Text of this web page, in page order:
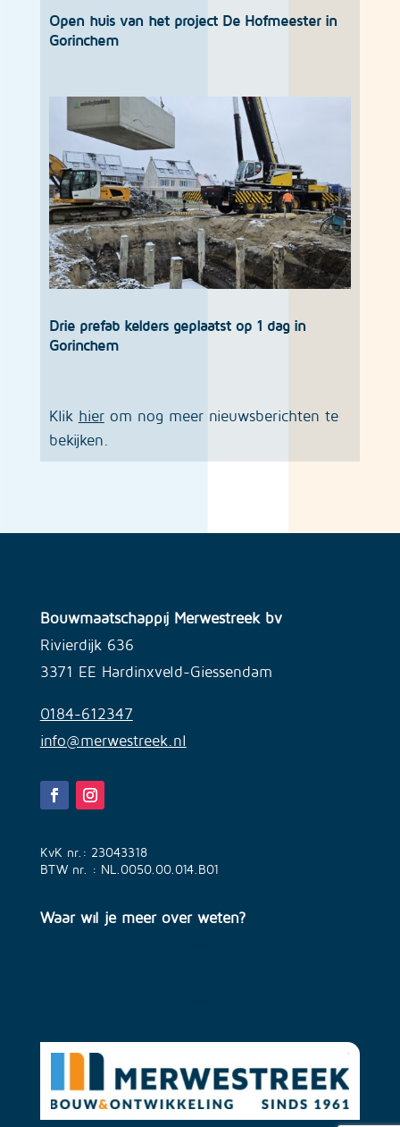
Open huis van het project De Hofmeester in
Gorinchem
Drie prefab kelders geplaatst op 1 dag in
Gorinchem
Klik hierom nog meer nieuwsberichten te
bekijken.
Bouwmaatschappij Merwestreek bv
Rivierdijk 636
3371 EE Hardinxveld-Giessendam
0184-612347
info@merwestreek.nl
KvK nr.: 23043318
BTW nr. : NL.0050.00.014.B01
Waar wil je meer over weten?